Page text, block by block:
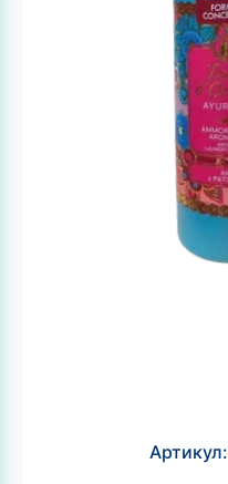
Артикул: